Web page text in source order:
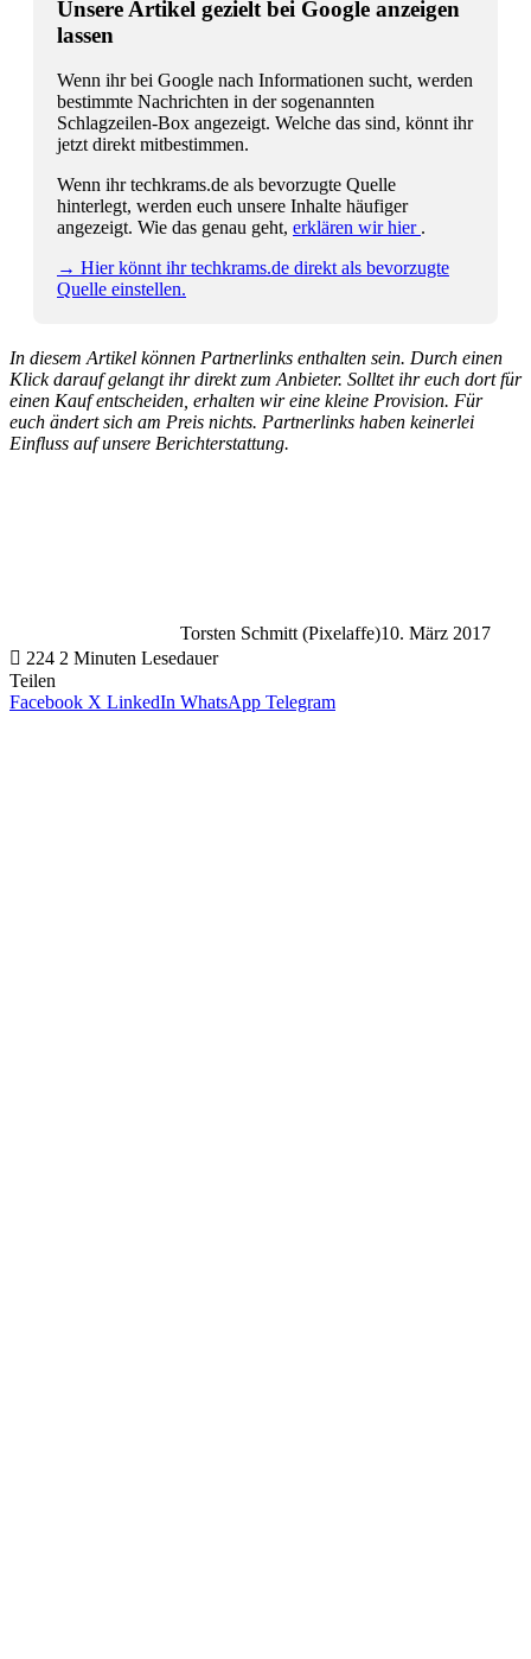
Unsere Artikel gezielt bei Google anzeigen
lassen
Wenn ihr bei Google nach Informationen sucht, werden
bestimmte Nachrichten in der sogenannten
Schlagzeilen-Box angezeigt. Welche das sind, könnt ihr
jetzt direkt mitbestimmen.
Wenn ihr techkrams.de als bevorzugte Quelle
hinterlegt, werden euch unsere Inhalte häufiger
angezeigt. Wie das genau geht, erklären wir hier .
→ Hier könnt ihr techkrams.de direkt als bevorzugte
Quelle einstellen.
In diesem Artikel können Partnerlinks enthalten sein. Durch einen
Klick darauf gelangt ihr direkt zum Anbieter. Solltet ihr euch dort für
einen Kauf entscheiden, erhalten wir eine kleine Provision. Für
euch ändert sich am Preis nichts. Partnerlinks haben keinerlei
Einfluss auf unsere Berichterstattung.
Torsten Schmitt (Pixelaffe)10. März 2017
224 2 Minuten Lesedauer
Teilen
Facebook X LinkedIn WhatsApp Telegram